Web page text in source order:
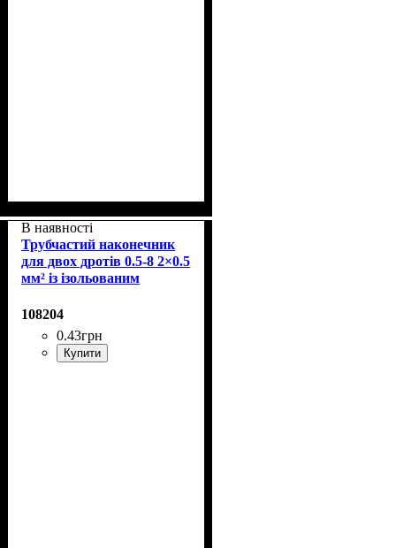
В наявності
Трубчастий наконечник
для двох дротів 0.5-8 2×0.5
мм² із ізольованим
108204
0.43грн
Купити